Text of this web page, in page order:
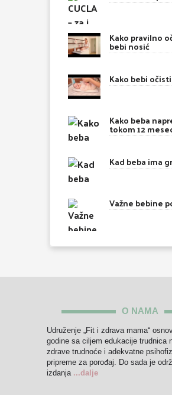
Kako pravilno
bebi nosić
Kako bebi
Kako beba
tokom 12
Kad beba ima
Važne bebine
O NAMA
Udruženje „Fit i zdrava mama“
godine sa ciljem edukacije trudnica
zdrave trudnoće i adekvatne
pripreme za porođaj. Do sada je
izdanja ...dalje